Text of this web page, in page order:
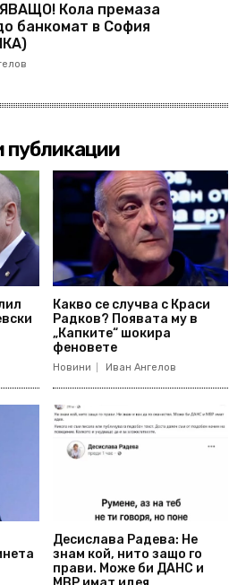
Кола премаза
банкомат в София
публикации
Какво се случва с Краси
Радков? Появата му в
„Капките“ шокира
феновете
Новини Иван Ангелов
Десислава Радева: Не
знам кой, нито защо го
прави. Може би ДАНС и